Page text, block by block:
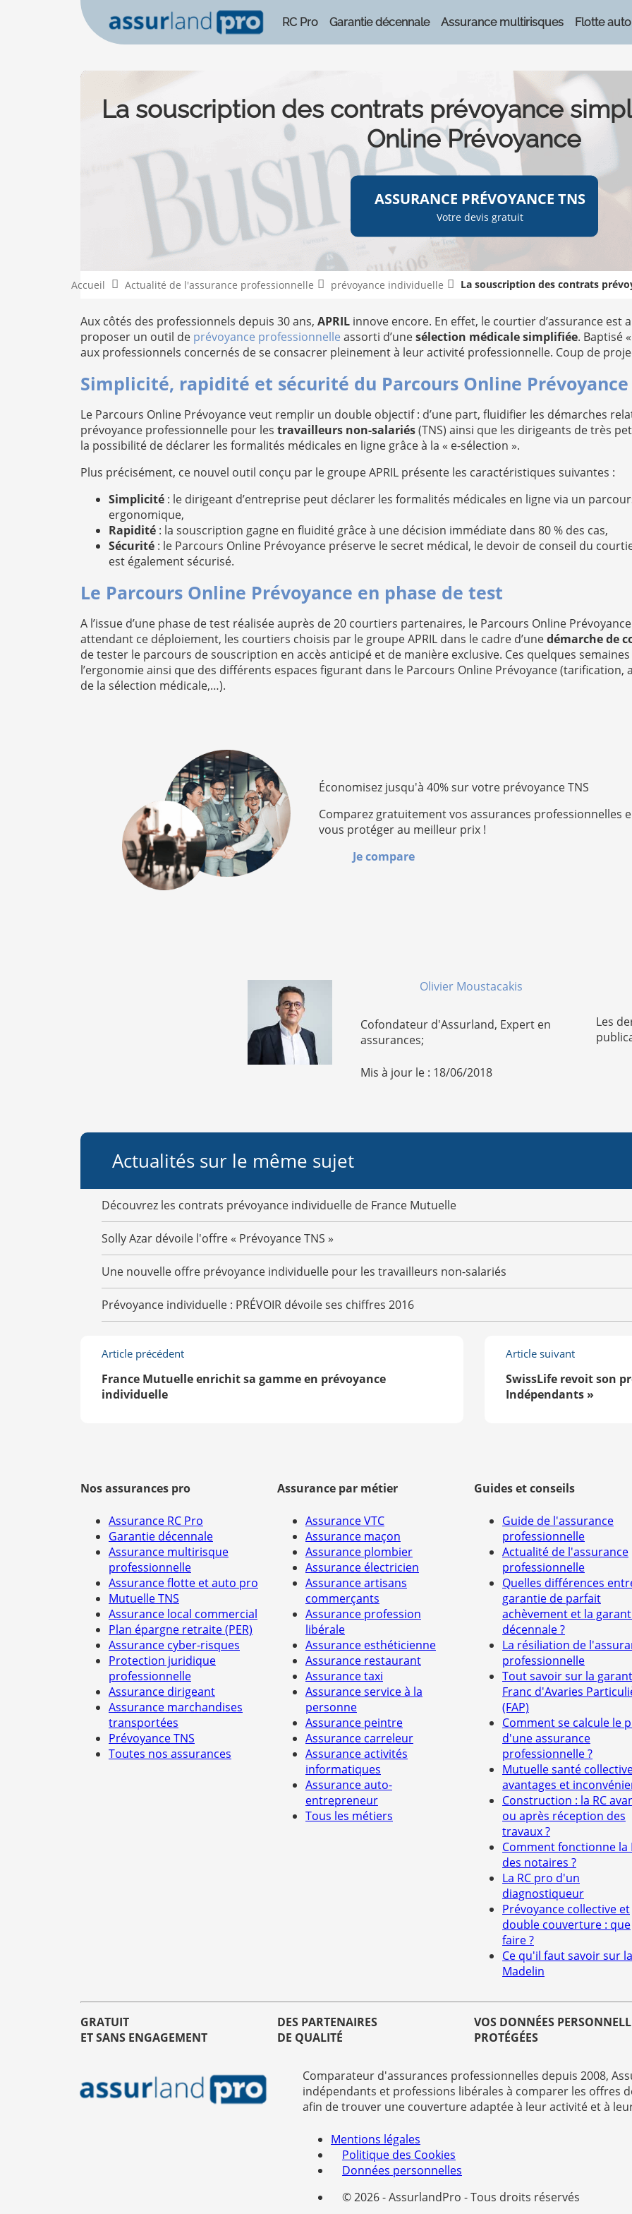
RC Pro Garantie décennale Assurance multirisques Flotte auto
La souscription des contrats prévoyance
Online Prévoyance
ASSURANCE PRÉVOYANCE TNS
Votre devis gratuit
Accueil Actualité de l'assurance professionnelle prévoyance individuelle La souscription des contrats
Aux côtés des professionnels depuis 30 ans, APRIL innove encore. En effet, le courtier d’assurance
proposer un outil de prévoyance professionnelle assorti d’unesélection médicale simplifiée. Baptisé «
aux professionnels concernés de se consacrer pleinement à leur activité professionnelle. Coup de
Simplicité, rapidité et sécurité du Parcours Online Prévoyance
Le Parcours Online Prévoyance veut remplir un double objectif : d’une part, fluidifier les démarches
prévoyance professionnelle pour les travailleurs non-salariés(TNS) ainsi que les dirigeants de très
la possibilité de déclarer les formalités médicales en ligne grâce à la « e-sélection ».
Plus précisément, ce nouvel outil conçu par le groupe APRIL présente les caractéristiques suivantes :
Simplicité : le dirigeant d’entreprise peut déclarer les formalités médicales en ligne via un
ergonomique,
Rapidité : la souscription gagne en fluidité grâce à une décision immédiate dans 80 % des cas,
Sécurité : le Parcours Online Prévoyance préserve le secret médical, le devoir de conseil du
est également sécurisé.
Le Parcours Online Prévoyance en phase de test
A l’issue d’une phase de test réalisée auprès de 20 courtiers partenaires, le Parcours Online
attendant ce déploiement, les courtiers choisis par le groupe APRIL dans le cadre d’unedémarche de
de tester le parcours de souscription en accès anticipé et de manière exclusive. Ces quelques
l’ergonomie ainsi que des différents espaces figurant dans le Parcours Online Prévoyance
de la sélection médicale,…).
Économisez jusqu'à 40% sur votre prévoyance TNS
Comparez gratuitement vos assurances professionnelles
vous protéger au meilleur prix !
Je compare
Olivier Moustacakis
Cofondateur d'Assurland, Expert en
assurances;
Mis à jour le : 18/06/2018
Les
Actualités sur le même sujet
Découvrez les contrats prévoyance individuelle de France Mutuelle
Solly Azar dévoile l'offre « Prévoyance TNS »
Une nouvelle offre prévoyance individuelle pour les travailleurs non-salariés
Prévoyance individuelle : PRÉVOIR dévoile ses chiffres 2016
Article précédent
France Mutuelle enrichit sa gamme en prévoyance
individuelle
Article suivant
SwissLife revoit son
Indépendants »
Nos assurances pro
Assurance RC Pro
Garantie décennale
Assurance multirisque
professionnelle
Assurance flotte et auto pro
Mutuelle TNS
Assurance local commercial
Plan épargne retraite (PER)
Assurance cyber-risques
Protection juridique
professionnelle
Assurance dirigeant
Assurance marchandises
transportées
Prévoyance TNS
Toutes nos assurances
Assurance par métier
Assurance VTC
Assurance maçon
Assurance plombier
Assurance électricien
Assurance artisans
commerçants
Assurance profession
libérale
Assurance esthéticienne
Assurance restaurant
Assurance taxi
Assurance service à la
personne
Assurance peintre
Assurance carreleur
Assurance activités
informatiques
Assurance auto-
entrepreneur
Tous les métiers
Guides et conseils
Guide de l'assurance
professionnelle
Actualité de l'assurance
professionnelle
Quelles différences
garantie de parfait
achèvement et la
décennale ?
La résiliation de
professionnelle
Tout savoir sur la
Franc d'Avaries
(FAP)
Comment se calcule le
d'une assurance
professionnelle ?
Mutuelle santé
avantages et
Construction : la RC
ou après réception des
travaux ?
Comment fonctionne la
des notaires ?
La RC pro d'un
diagnostiqueur
Prévoyance collective et
double couverture : que
faire ?
Ce qu'il faut savoir sur
Madelin
GRATUIT
ET SANS ENGAGEMENT
DES PARTENAIRES
DE QUALITÉ
VOS DONNÉES
PROTÉGÉES
Comparateur d'assurances professionnelles depuis 2008,
indépendants et professions libérales à comparer les offres
afin de trouver une couverture adaptée à leur activité et à
Mentions légales
Politique des Cookies
Données personnelles
© 2026 - AssurlandPro - Tous droits réservés